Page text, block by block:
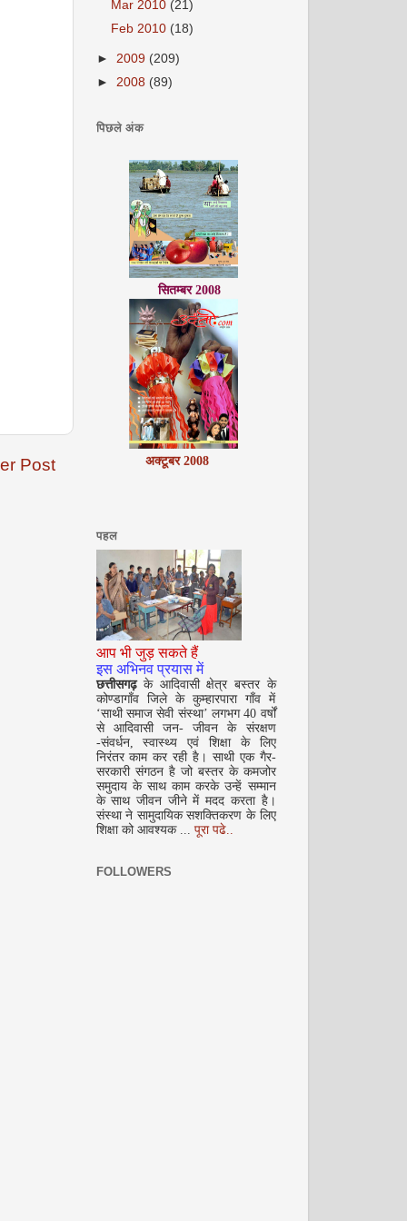
Post
Mar 2010 (21)
Feb 2010 (18)
► 2009 (209)
► 2008 (89)
पिछले अंक
सितम्बर 2008
अक्टूबर 2008
नवंबर 2008
दिसम्‍बर 2008
पहल
आप भी जुड़ सकते हैं
इस अभिनव प्रयास में
छत्तीसगढ़के आदिवासी क्षेत्र बस्तर के
कोण्डागाँव जिले के कुम्हारपारा गाँव में
‘साथी समाज सेवी संस्था’ लगभग 40 वर्षों
से आदिवासी जन- जीवन के संरक्षण
-संवर्धन, स्वास्थ्य एवं शिक्षा के लिए
निरंतर काम कर रही है। साथी एक गैर-
सरकारी संगठन है जो बस्तर के कमजोर
समुदाय के साथ काम करके उन्हें सम्मान
के साथ जीवन जीने में मदद करता है।
संस्था ने सामुदायिक सशक्तिकरण के लिए
शिक्षा को आवश्यक ... पूरा पढे..
FOLLOWERS